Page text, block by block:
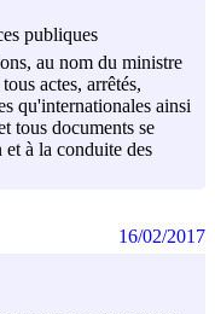
publiques
au nom du ministre
actes, arrêtés,
qu'internationales ainsi
tous documents se
à la conduite des
16/02/2017